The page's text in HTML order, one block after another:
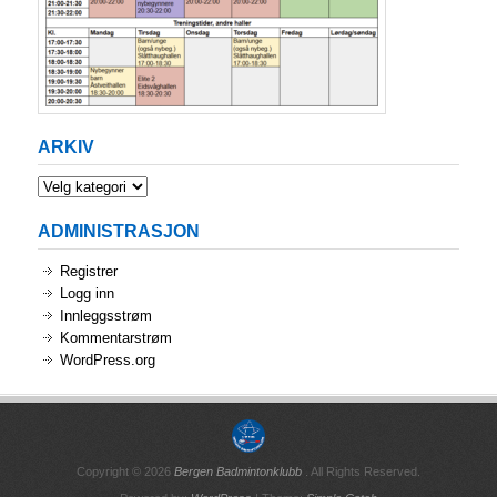
ARKIV
Arkiv
ADMINISTRASJON
Registrer
Logg inn
Innleggsstrøm
Kommentarstrøm
WordPress.org
Copyright © 2026 Bergen Badmintonklubb . All Rights Reserved.